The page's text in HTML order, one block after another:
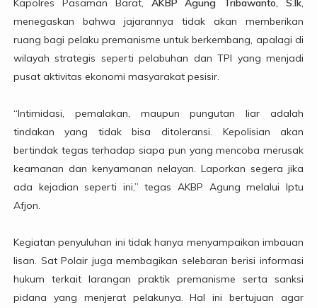
Kapolres Pasaman Barat, AKBP Agung Tribawanto, S.Ik,
menegaskan bahwa jajarannya tidak akan memberikan
ruang bagi pelaku premanisme untuk berkembang, apalagi di
wilayah strategis seperti pelabuhan dan TPI yang menjadi
pusat aktivitas ekonomi masyarakat pesisir.
“Intimidasi, pemalakan, maupun pungutan liar adalah
tindakan yang tidak bisa ditoleransi. Kepolisian akan
bertindak tegas terhadap siapa pun yang mencoba merusak
keamanan dan kenyamanan nelayan. Laporkan segera jika
ada kejadian seperti ini,” tegas AKBP Agung melalui Iptu
Afjon.
Kegiatan penyuluhan ini tidak hanya menyampaikan imbauan
lisan. Sat Polair juga membagikan selebaran berisi informasi
hukum terkait larangan praktik premanisme serta sanksi
pidana yang menjerat pelakunya. Hal ini bertujuan agar